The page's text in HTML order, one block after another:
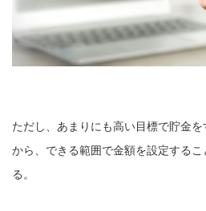
ただし、あまりにも高い目標で貯金
から、できる範囲で金額を設定する
る。